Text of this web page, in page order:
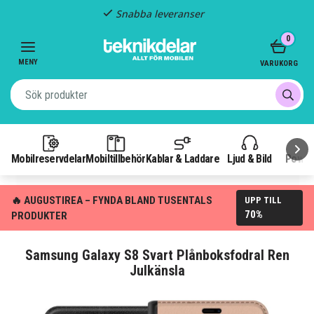
Snabba leveranser
MENY
MobilreservdelarMobiltillbehör Kablar & Laddare Ljud & Bild
0
VARUKORG
🔥 AUGUSTIREA – FYNDA BLAND TUSENTALS
PRODUKTER
UPP TILL
70%
Samsung Galaxy S8 Svart Plånboksfodral Ren
Julkänsla